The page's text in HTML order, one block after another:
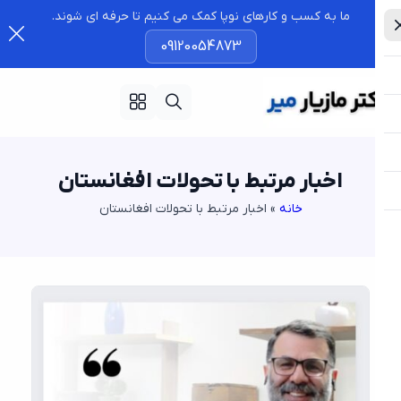
ما به کسب و کارهای نوپا کمک می کنیم تا حرفه ای شوند.
09120054873
اخبار مرتبط با تحولات افغانستان
»اخبار مرتبط با تحولات افغانستان